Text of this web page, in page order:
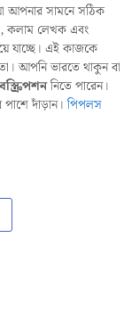
আপনার সামনে সঠিক
কলাম লেখক এবং
যাচ্ছে। এই কাজকে
আপনি ভারতে থাকুন বা
নিতে পারেন।
পাশে দাঁড়ান।পিপলস